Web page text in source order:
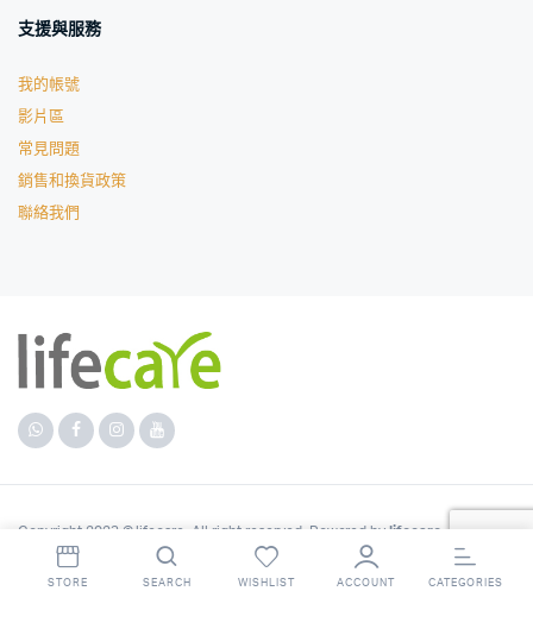
支援與服務
我的帳號
影片區
常見問題
銷售和換貨政策
聯絡我們
Copyright 2023 © lifecare. All right reserved. Powered bylifecare .
STORE SEARCH WISHLIST ACCOUNT CATEGORIES